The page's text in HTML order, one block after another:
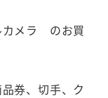
カメラ のお買
券、切手、ク